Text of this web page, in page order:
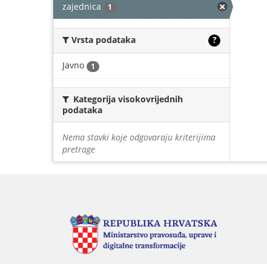
zajednica 1
Vrsta podataka ?
Javno 1
Kategorija visokovrijednih
podataka
Nema stavki koje odgovaraju kriterijima
pretrage